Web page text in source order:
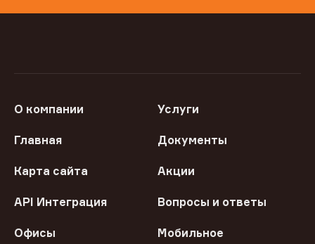
О компании Услуги
Главная Документы
Карта сайта Акции
API Интеграция Вопросы и ответы
Офисы
Мобильное